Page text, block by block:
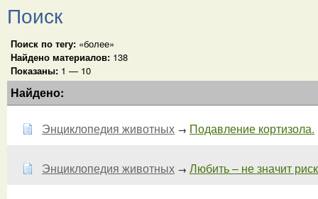
Поиск
Поиск по тегу: «более»
Найдено материалов: 138
Показаны: 1 — 10
Найдено:
Энциклопедия животных → Подавление кортизола.
Энциклопедия животных → Любить – не значит